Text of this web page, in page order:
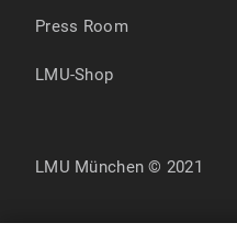
Press Room
LMU-Shop
LMU München © 2021